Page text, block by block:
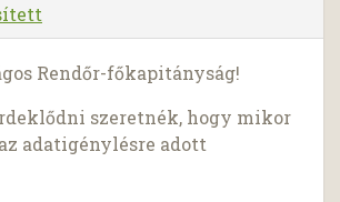
Rendőr-főkapitányság!
szeretnék, hogy mikor
adatigénylésre adott